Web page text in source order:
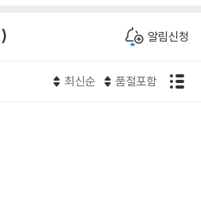
알림신청
최신순 품절포함